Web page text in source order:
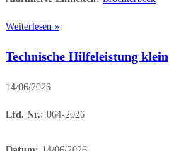
Weiterlesen »
Technische Hilfeleistung klein
14/06/2026
Lfd. Nr.: 064-2026